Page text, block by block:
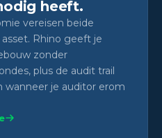
heeft.
vereisen beide
Rhino geeft je
zonder
plus de audit trail
je auditor erom